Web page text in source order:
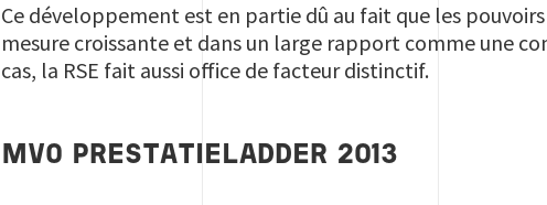
Ce développement est en partie dû au fait que les
mesure croissante et dans un large rapport comme une
cas, la RSE fait aussi office de facteur distinctif.
MVO PRESTATIELADDER 2013